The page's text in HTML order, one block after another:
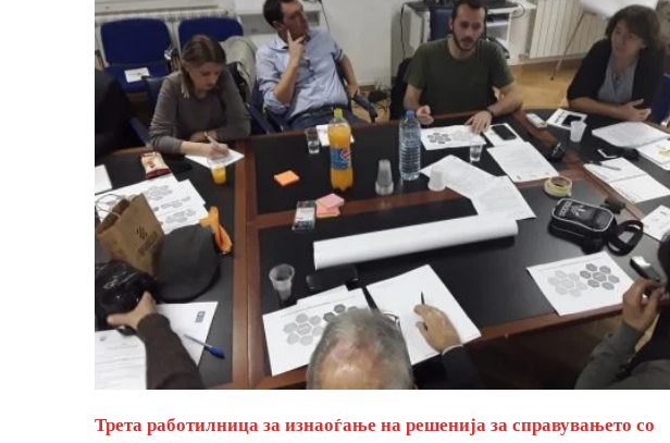
Трета работилница за изнаоѓање на решенија за справувањето со